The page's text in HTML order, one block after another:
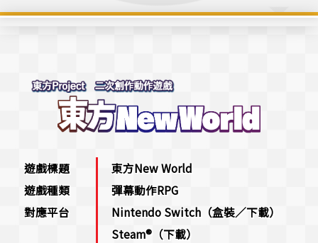
遊戲標題
東方New World
遊戲種類
彈幕動作RPG
對應平台
Nintendo Switch（盒裝／下載）
Steam®（下載）